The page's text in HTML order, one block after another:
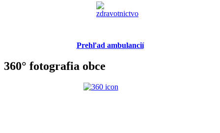
Prehľad ambulancií
360° fotografia obce